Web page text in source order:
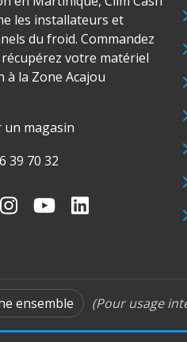
les installateurs et
du froid. Commandez
votre matériel
à la Zone Acajou
magasin
39 70 32
ensemble (Pour usage